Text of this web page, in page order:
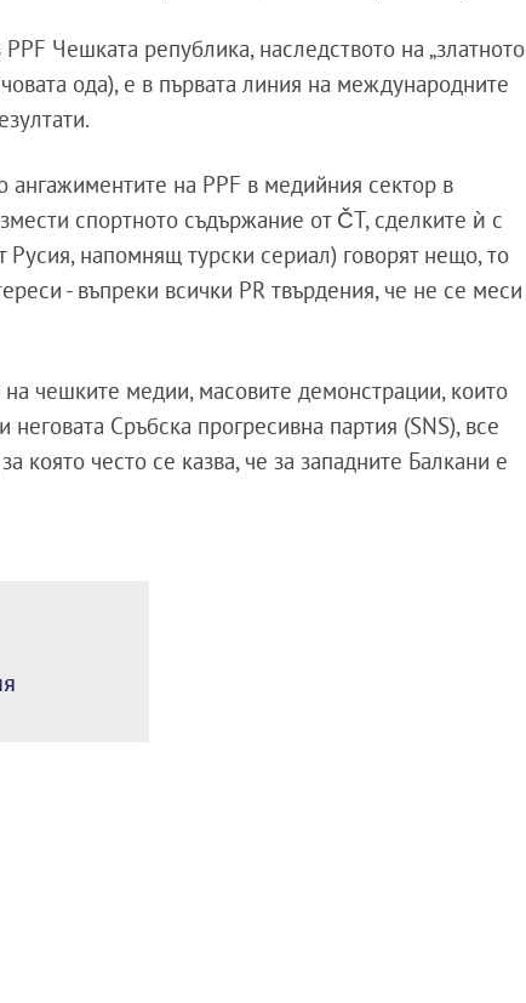
Чешката република, наследството на „златното
ода), е в първата линия на международните
на PPF в медийния сектор в
спортното съдържание от ČT, сделките ѝ с
Русия, напомнящ турски сериал) говорят нещо, то
- въпреки всички PR твърдения, че не се меси
чешките медии, масовите демонстрации, които
Сръбска прогресивна партия (SNS), все
която често се казва, че за западните Балкани е